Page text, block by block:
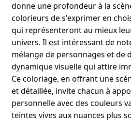
donne une profondeur à la
colorieurs de s'exprimer en
qui représenteront au mieux
univers. Il est intéressant de
mélange de personnages et de
dynamique visuelle qui attire
Ce coloriage, en offrant une
et détaillée, invite chacun à
personnelle avec des couleurs
teintes vives aux nuances plus